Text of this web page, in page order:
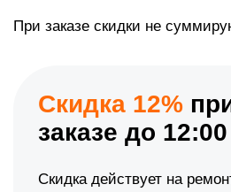
При заказе скидки не
Скидка 12%
заказе до 12:00
Скидка действует на